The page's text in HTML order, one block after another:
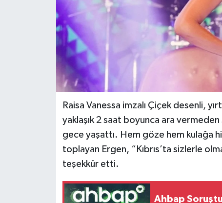
Raisa Vanessa imzalı Çiçek desenli,
yaklaşık 2 saat boyunca ara
gece yaşattı. Hem göze hem kulağa
toplayan Ergen, “Kıbrıs’ta sizlerle
teşekkür etti.
Ahbap